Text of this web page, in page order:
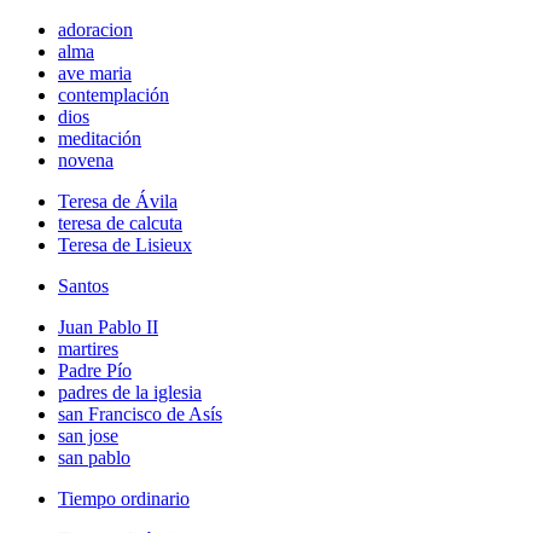
adoracion
alma
ave maria
contemplación
dios
meditación
novena
Teresa de Ávila
teresa de calcuta
Teresa de Lisieux
Santos
Juan Pablo II
martires
Padre Pío
padres de la iglesia
san Francisco de Asís
san jose
san pablo
Tiempo ordinario